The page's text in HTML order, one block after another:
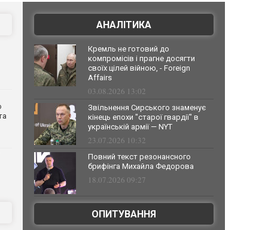
АНАЛІТИКА
Кремль не готовий до
компромісів і прагне досягти
своїх цілей війною, - Foreign
Affairs
03.08.2026 13:02
Звільнення Сирського знаменує
кінець епохи "старої гвардії" в
українській армії — NYT
23.07.2026 10:32
Повний текст резонансного
брифінга Михайла Федорова
18.07.2026 09:27
ОПИТУВАННЯ